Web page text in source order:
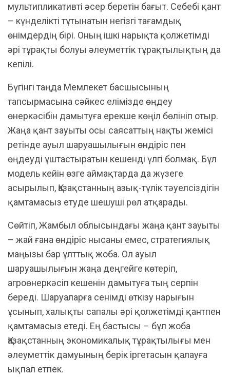
мультипликативті әсер беретін бағыт. Себебі қант
– күнделікті тұтынатын негізгі тағамдық
өнімдердің бірі. Оның ішкі нарықта қолжетімді
әрі тұрақты болуы әлеуметтік тұрақтылықтың да
кепілі.
Бүгінгі таңда Мемлекет басшысының
тапсырмасына сәйкес елімізде өңдеу
өнеркәсібін дамытуға ерекше көңіл бөлініп отыр.
Жаңа қант зауыты осы саясаттың нақты жемісі
ретінде ауыл шаруашылығын өндіріс пен
өңдеуді ұштастыратын кешенді үлгі болмақ. Бұл
модель кейін өзге аймақтарда да жүзеге
асырылып, Қазақстанның азық-түлік тәуелсіздігін
қамтамасыз етуде шешуші рөл атқарады.
Сөйтіп, Жамбыл облысындағы жаңа қант зауыты
– жай ғана өндіріс нысаны емес, стратегиялық
маңызы бар ұлттық жоба. Ол ауыл
шаруашылығын жаңа деңгейге көтеріп,
агроөнеркәсіп кешенін дамытуға тың серпін
береді. Шаруаларға сенімді өткізу нарығын
ұсынып, халықты сапалы әрі қолжетімді қантпен
қамтамасыз етеді. Ең бастысы – бұл жоба
Қазақстанның экономикалық тұрақтылығы мен
әлеуметтік дамуының берік іргетасын қалауға
ықпал етпек.